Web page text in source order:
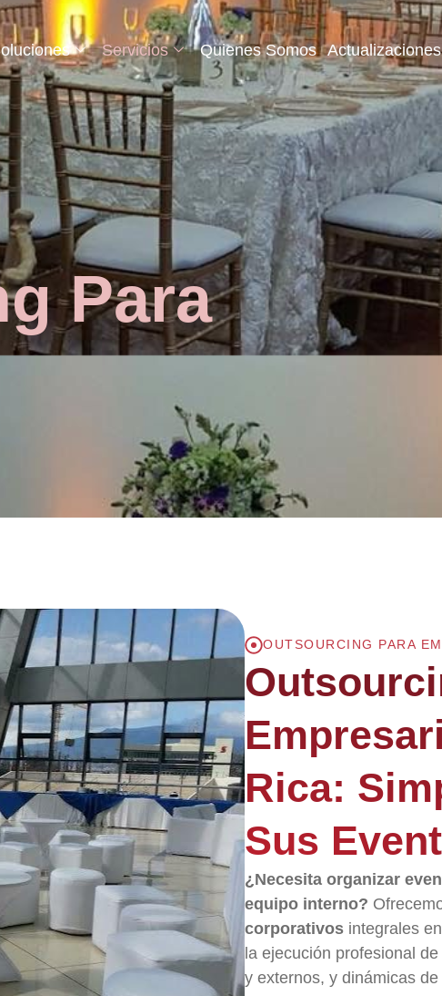
Servicios Quienes Somos Actualizaciones
Para
OUTSOURCING PARA
Rica:
Sus
¿Necesita organizar
equipo interno?
corporativos integrales
la ejecución profesional
y externos, y dinámicas